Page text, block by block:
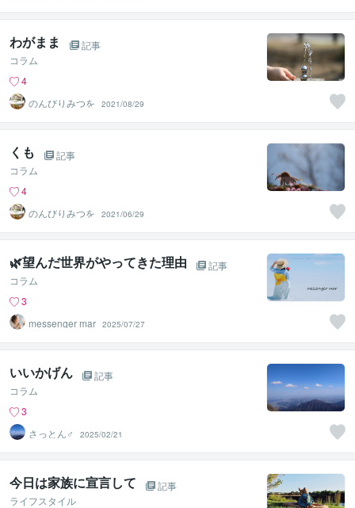
わがまま
記事
コラム
4
のんびりみつを
2021/08/29
くも
記事
コラム
4
のんびりみつを
2021/06/29
🌿望んだ世界がやってきた理由
記事
コラム
3
messenger mar 2025/07/27
いいかげん
記事
コラム
3
さっとん♂
2025/02/21
今日は家族に宣言して
記事
ライフスタイル